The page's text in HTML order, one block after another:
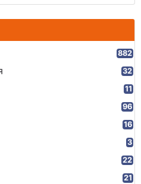
882
32
11
96
16
3
22
21